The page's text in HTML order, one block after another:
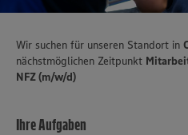
Wir suchen für unseren Standort in
nächstmöglichen Zeitpunkt
NFZ (m/w/d)
Ihre Aufgaben